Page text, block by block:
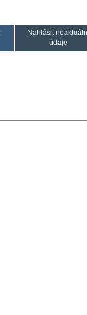
Nahlásit
údaje